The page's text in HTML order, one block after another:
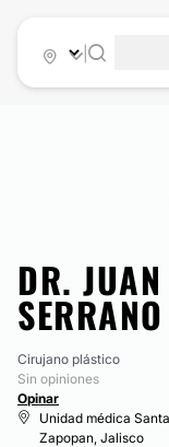
DR.
SERRANO
Cirujano plástico
Sin opiniones
Opinar
Unidad médica
Zapopan, Jalisco